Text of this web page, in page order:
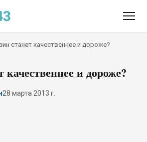
станет качественнее и дороже?
качественнее и дороже?
28 марта 2013 г.